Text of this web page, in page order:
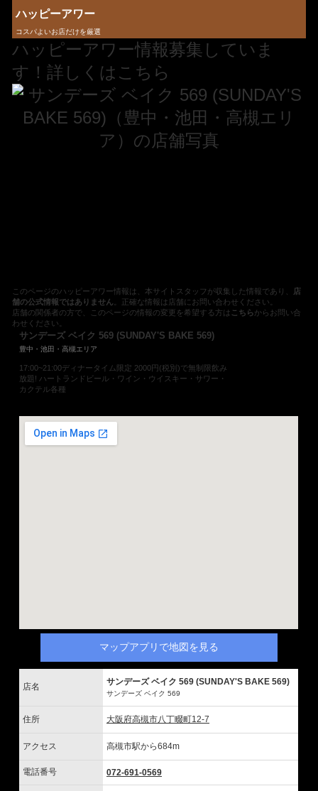
ハッピーアワー
コスパよいお店だけを厳選
ハッピーアワー情報募集していま
す！詳しくはこちら
このページのハッピーアワー情報は、本サイトスタッフが収集した情報であり、
店
舗の公式情報ではありません 。正確な情報は店舗にお問い合わせください。
店舗の関係者の方で、このページの情報の変更を希望する方は こちらからお問い合
わせください。
サンデーズ ベイク 569 (SUNDAY'S BAKE 569)
豊中・池田・高槻エリア
17:00~21:00ディナータイム限定 2000円(税別)で無制限飲み
放題! ハートランドビール・ワイン・ウイスキー・サワー・
カクテル各種
マップアプリで地図を見る
店名 サンデーズ ベイク 569 (SUNDAY'S BAKE 569)
サンデーズ ベイク 569
住所 大阪府高槻市八丁畷町12-7
アクセス 高槻市駅から684m
電話番号 072-691-0569